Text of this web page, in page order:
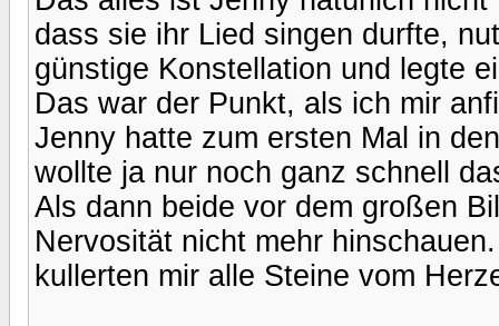
dass sie ihr Lied singen durfte,
günstige Konstellation und legte
Das war der Punkt, als ich mir
Jenny hatte zum ersten Mal in
wollte ja nur noch ganz schnell
Als dann beide vor dem großen
Nervosität nicht mehr
kullerten mir alle Steine vom